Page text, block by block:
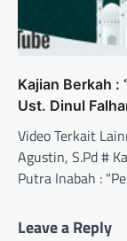
Kajian Berkah :
Ust. Dinul
Video Terkait
Agustin, S.Pd #
Putra Inabah :
Leave a Reply